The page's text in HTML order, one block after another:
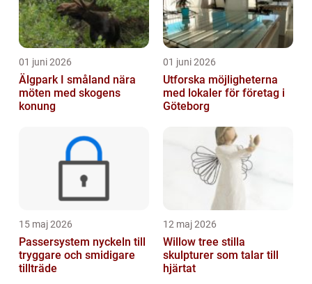
01 juni 2026
Älgpark I småland nära
möten med skogens
konung
01 juni 2026
Utforska möjligheterna
med lokaler för företag i
Göteborg
15 maj 2026
Passersystem nyckeln till
tryggare och smidigare
tillträde
12 maj 2026
Willow tree stilla
skulpturer som talar till
hjärtat